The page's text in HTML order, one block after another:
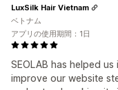
SEOLAB has helped
improve our website
LuxSilk Hair Vietnam
ベトナム
アプリの使用期間：1日